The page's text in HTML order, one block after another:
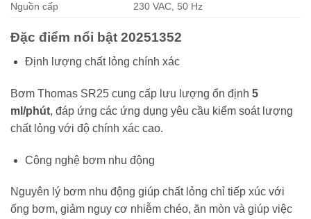
Nguồn cấp 230 VAC, 50 Hz
Đặc điểm nổi bật 20251352
Định lượng chất lỏng chính xác
Bơm Thomas SR25 cung cấp lưu lượng ổn định 5
ml/phút, đáp ứng các ứng dụng yêu cầu kiểm soát lượng
chất lỏng với độ chính xác cao.
Công nghệ bơm nhu động
Nguyên lý bơm nhu động giúp chất lỏng chỉ tiếp xúc với
ống bơm, giảm nguy cơ nhiễm chéo, ăn mòn và giúp việc